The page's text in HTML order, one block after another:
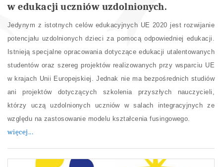
w edukacji uczniów uzdolnionych.
Jedynym z istotnych celów edukacyjnych UE 2020 jest rozwijanie
potencjału uzdolnionych dzieci za pomocą odpowiedniej edukacji.
Istnieją specjalne opracowania dotyczące edukacji utalentowanych
studentów oraz szereg projektów realizowanych przy wsparciu UE
w krajach Unii Europejskiej. Jednak nie ma bezpośrednich studiów
ani projektów dotyczących szkolenia przyszłych nauczycieli,
którzy uczą uzdolnionych uczniów w salach integracyjnych ze
względu na zastosowanie modelu kształcenia fusingowego.
więcej...